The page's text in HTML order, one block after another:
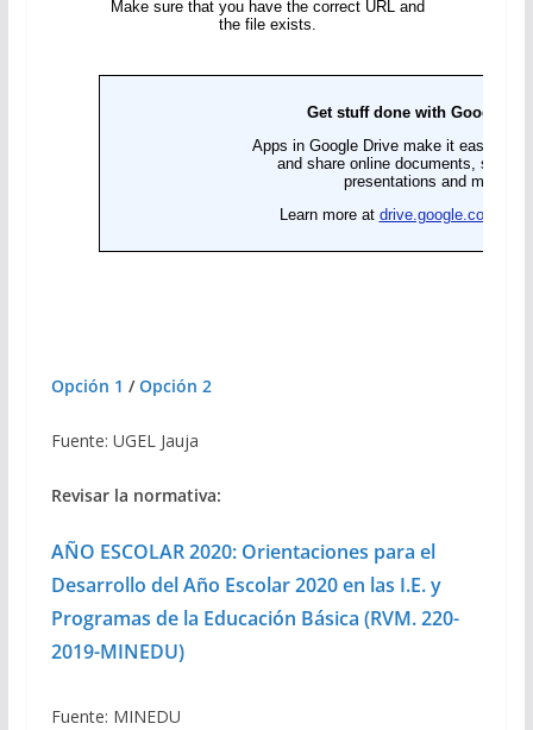
Opción 1 /Opción 2
Fuente: UGEL Jauja
Revisar la normativa:
AÑO ESCOLAR 2020: Orientaciones para el
Desarrollo del Año Escolar 2020 en las I.E. y
Programas de la Educación Básica (RVM. 220-
2019-MINEDU)
Fuente: MINEDU